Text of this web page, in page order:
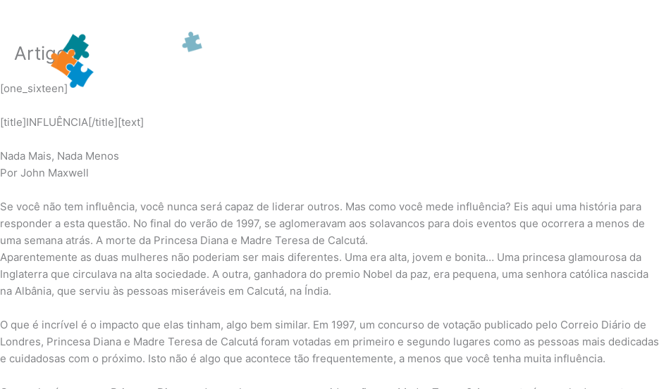
conteúdo
Artigos
[one_sixteen]
[title]INFLUÊNCIA[/title][text]
Nada Mais, Nada Menos
Por John Maxwell
Se você não tem influência, você nunca será capaz de liderar outros. Mas como você mede influência? Eis aqui uma história para
responder a esta questão. No final do verão de 1997, se aglomeravam aos solavancos para dois eventos que ocorrera a menos de
uma semana atrás. A morte da Princesa Diana e Madre Teresa de Calcutá.
Aparentemente as duas mulheres não poderiam ser mais diferentes. Uma era alta, jovem e bonita… Uma princesa glamourosa da
Inglaterra que circulava na alta sociedade. A outra, ganhadora do premio Nobel da paz, era pequena, uma senhora católica nascida
na Albânia, que serviu às pessoas miseráveis em Calcutá, na Índia.
O que é incrível é o impacto que elas tinham, algo bem similar. Em 1997, um concurso de votação publicado pelo Correio Diário de
Londres, Princesa Diana e Madre Teresa de Calcutá foram votadas em primeiro e segundo lugares como as pessoas mais dedicadas
e cuidadosas com o próximo. Isto não é algo que acontece tão frequentemente, a menos que você tenha muita influência.